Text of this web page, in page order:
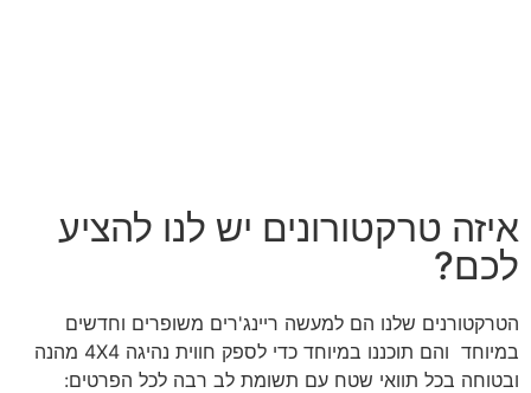
איזה טרקטורונים יש לנו להציע
לכם?
הטרקטורנים שלנו הם למעשה ריינג'רים משופרים וחדשים
במיוחד והם תוכננו במיוחד כדי לספק חווית נהיגה 4X4 מהנה
ובטוחה בכל תוואי שטח עם תשומת לב רבה לכל הפרטים: